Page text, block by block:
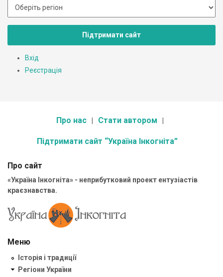
Підтримати сайт
Вхід
Реєстрація
Про нас Стати автором
Підтримати сайт “Україна Інкогніта”
Про сайт
«Україна Інкогніта» - неприбутковий проект ентузіастів
краєзнавства.
Меню
Історія і традиції
Регіони України